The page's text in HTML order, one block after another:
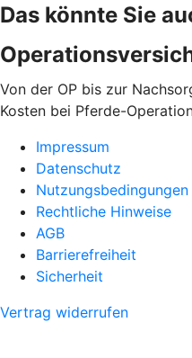
Das könnte Sie
Von der OP bis zur
Kosten bei Pferde-
Impressum
Datenschutz
Nutzungsbedingungen
Rechtliche Hinweise
AGB
Barrierefreiheit
Sicherheit
Vertrag widerrufen